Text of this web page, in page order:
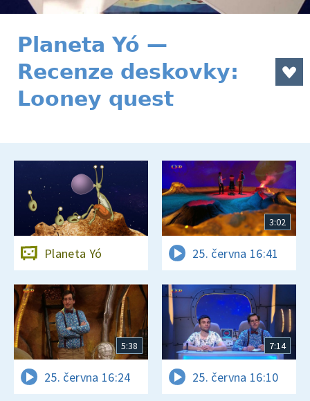
Planeta Yó —
Recenze deskovky:
Looney quest
Planeta Yó
3:02
25. června 16:41
5:38
25. června 16:24
7:14
25. června 16:10